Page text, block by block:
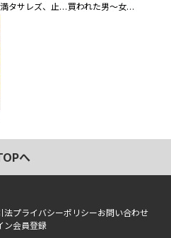
満タサレズ、止メラレズ 買われた男～女性限定快感セラピスト～【描き下ろしおまけ付き特装版】
へ
法プライバシーポリシーお問い合わせ
ン会員登録